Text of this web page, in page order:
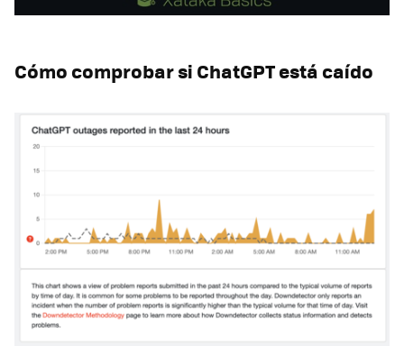
Cómo comprobar si ChatGPT está caído